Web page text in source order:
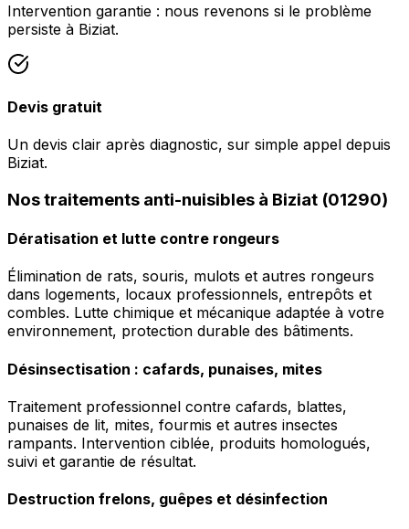
Intervention garantie : nous revenons si le problème
persiste à Biziat.
Devis gratuit
Un devis clair après diagnostic, sur simple appel depuis
Biziat.
Nos traitements anti-nuisibles à Biziat (01290)
Dératisation et lutte contre rongeurs
Élimination de rats, souris, mulots et autres rongeurs
dans logements, locaux professionnels, entrepôts et
combles. Lutte chimique et mécanique adaptée à votre
environnement, protection durable des bâtiments.
Désinsectisation : cafards, punaises, mites
Traitement professionnel contre cafards, blattes,
punaises de lit, mites, fourmis et autres insectes
rampants. Intervention ciblée, produits homologués,
suivi et garantie de résultat.
Destruction frelons, guêpes et désinfection